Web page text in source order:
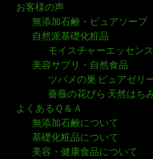
お客様の声
無添加石鹸・ピュアソープ
自然派基礎化粧品
モイスチャーエッセンス
美容サプリ・自然食品
ツバメの巣 ピュアゼリ
薔薇の花びら 天然はち
よくあるＱ＆Ａ
無添加石鹸について
基礎化粧品について
美容・健康食品について